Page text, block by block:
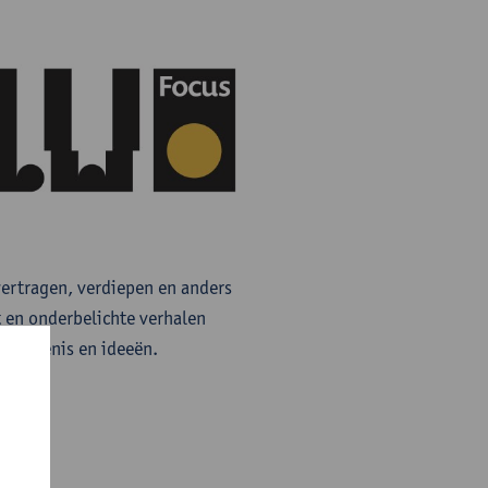
verdiepen en anders
onderbelichte verhalen
en ideeën.